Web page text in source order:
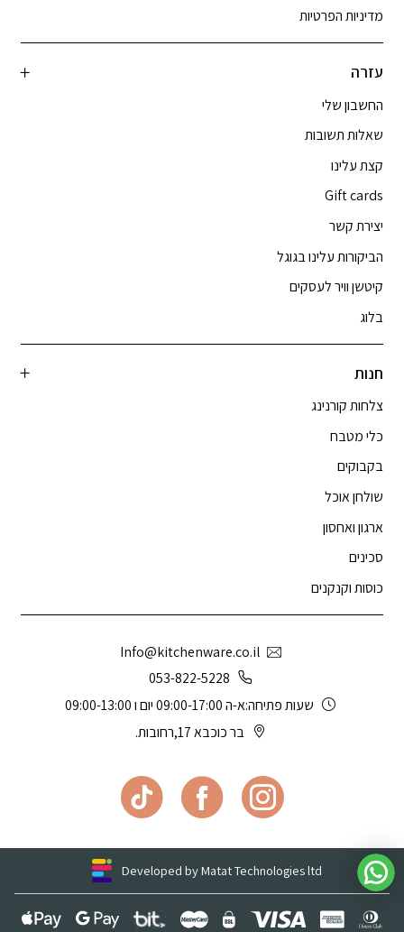
מדיניות הפרטיות
עזרה
החשבון שלי
שאלות תשובות
קצת עלינו
Gift cards
יצירת קשר
הביקורות עלינו בגוגל
קיטשן וויר לעסקים
בלוג
חנות
צלחות קורנינג
כלי מטבח
בקבוקים
שולחן אוכל
ארגון ואחסון
סכינים
כוסות וקנקנים
Info@kitchenware.co.il
053-822-5228
שעות פתיחה:א-ה 09:00-17:00 יום ו 09:00-13:00
בר כוכבא 17,רחובות.
Developed by Matat Technologies ltd